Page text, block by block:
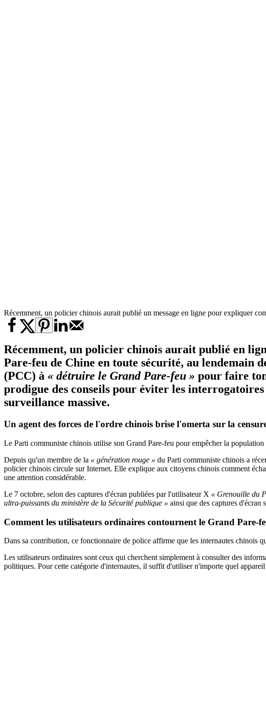
Récemment, un policier chinois aurait publié un message en ligne pour expliquer
Récemment, un policier chinois aurait publié en
Pare-feu de Chine en toute sécurité, au lendemain
(PCC) à « détruire le Grand Pare-feu » pour faire
prodigue des conseils pour éviter les
surveillance massive.
Un agent des forces de l'ordre chinois brise l'omerta sur la
Le Parti communiste chinois utilise son Grand Pare-feu pour empêcher la
Depuis qu'un membre de la « génération rouge » du Parti communiste chinois a
policier chinois circule sur Internet. Elle explique aux citoyens chinois comment
une attention considérable.
Le 7 octobre, selon des captures d'écran publiées par l'utilisateur X « Grenouille du
ultra-puissants du ministère de la Sécurité publique » ainsi que des captures d'écran
Comment les utilisateurs ordinaires contournent le Grand Pare-
Dans sa contribution, ce fonctionnaire de police affirme que les internautes chinois
Les utilisateurs ordinaires sont ceux qui cherchent simplement à consulter des
politiques. Pour cette catégorie d'internautes, il suffit d'utiliser n'importe quel